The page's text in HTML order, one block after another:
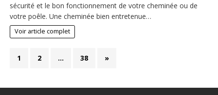
sécurité et le bon fonctionnement de votre cheminée ou de
votre poêle. Une cheminée bien entretenue…
Voir article complet
1 2 … 38 »